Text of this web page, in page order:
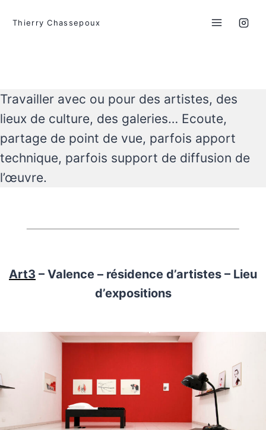
Thierry Chassepoux
Travailler avec ou pour des artistes, des
lieux de culture, des galeries… Ecoute,
partage de point de vue, parfois apport
technique, parfois support de diffusion de
l’œuvre.
Art3 – Valence – résidence d’artistes – Lieu
d’expositions